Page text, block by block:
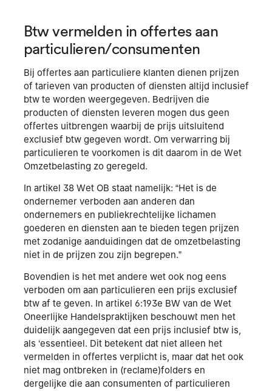
Btw vermelden in offertes aan
particulieren/consumenten
Bij offertes aan particuliere klanten dienen prijzen
of tarieven van producten of diensten altijd inclusief
btw te worden weergegeven. Bedrijven die
producten of diensten leveren mogen dus geen
offertes uitbrengen waarbij de prijs uitsluitend
exclusief btw gegeven wordt. Om verwarring bij
particulieren te voorkomen is dit daarom in de Wet
Omzetbelasting zo geregeld.
In artikel 38 Wet OB staat namelijk: “Het is de
ondernemer verboden aan anderen dan
ondernemers en publiekrechtelijke lichamen
goederen en diensten aan te bieden tegen prijzen
met zodanige aanduidingen dat de omzetbelasting
niet in de prijzen zou zijn begrepen.”
Bovendien is het met andere wet ook nog eens
verboden om aan particulieren een prijs exclusief
btw af te geven. In artikel 6:193e BW van de Wet
Oneerlijke Handelspraktijken beschouwt men het
duidelijk aangegeven dat een prijs inclusief btw is,
als ‘essentieel. Dit betekent dat niet alleen het
vermelden in offertes verplicht is, maar dat het ook
niet mag ontbreken in (reclame)folders en
dergelijke die aan consumenten of particulieren